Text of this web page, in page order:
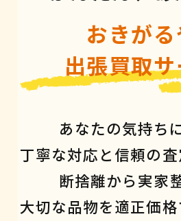
おきが
出張買取
あなたの気持ち
丁寧な対応と信頼の査
断捨離から実家
大切な品物を適正価格